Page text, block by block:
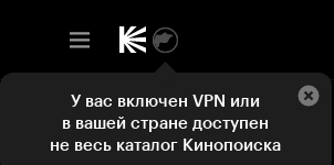
У вас включен VPN или
в вашей стране доступен
не весь каталог Кинопоиска